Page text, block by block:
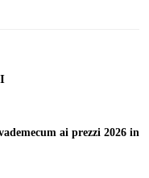
ai prezzi 2026 in